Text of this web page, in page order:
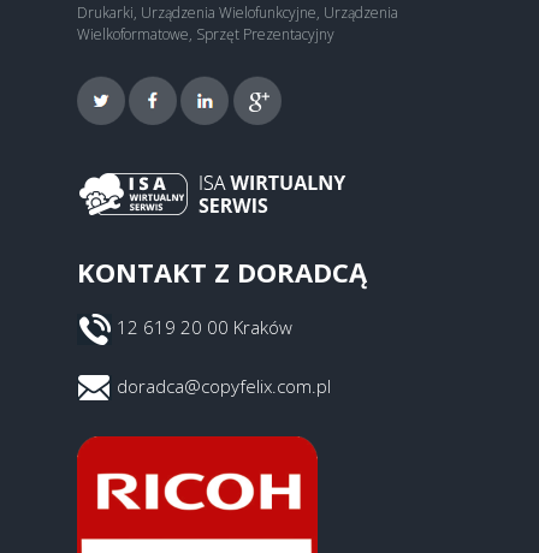
Drukarki, Urządzenia Wielofunkcyjne, Urządzenia
Wielkoformatowe, Sprzęt Prezentacyjny
KONTAKT Z DORADCĄ
12 619 20 00 Kraków
doradca@copyfelix.com.pl